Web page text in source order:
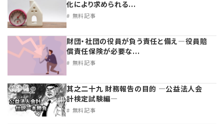
法人運営
理事会
評議員会・社員総会
評議員
会計・税務
会計・税務
定期提出書類
寄附
労務
労務
給与計算
法務
利益相反取引
経営
経営
連載
化により求められる...
無料記事
財団・社団の役員が負う責任と備え―役員賠
償責任保険が必要な...
無料記事
其之二十九 財務報告の目的 ―公益法人会
計検定試験編―
無料記事